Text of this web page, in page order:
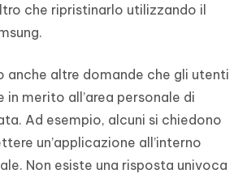
che ripristinarlo utilizzando il
anche altre domande che gli utenti
in merito all’area personale di
Ad esempio, alcuni si chiedono
un’applicazione all’interno
Non esiste una risposta univoca